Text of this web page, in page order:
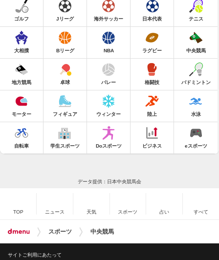
ゴルフ Jリーグ 海外サッカー 日本代表 テニス
大相撲 Bリーグ NBA ラグビー 中央競馬
地方競馬 卓球 バレー 格闘技 バドミントン
モーター フィギュア ウィンター 陸上 水泳
自転車 学生スポーツ Doスポーツ ビジネス eスポーツ
データ提供：日本中央競馬会
TOP ニュース 天気 スポーツ 占い すべて
スポーツ 中央競馬
サイトご利用にあたって